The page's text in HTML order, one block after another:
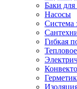
Баки для
Насосы
Система
Гибкая